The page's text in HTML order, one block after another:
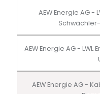
AEW Energie AG -
AEW Energie AG -
AEW Energie AG -